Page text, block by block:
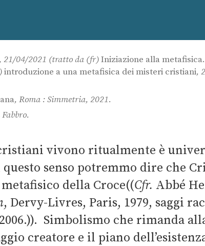
21/04/2021 (tratto da (fr)Iniziazione alla
introduzione a una metafisica dei misteri cristiani,
, Roma : Simmetria, 2021.
vivono ritualmente è
senso potremmo dire che
della Croce((Cfr. Abbé
, Dervy-Livres, Paris, 1979, saggi
Simbolismo che rimanda
creatore e il piano